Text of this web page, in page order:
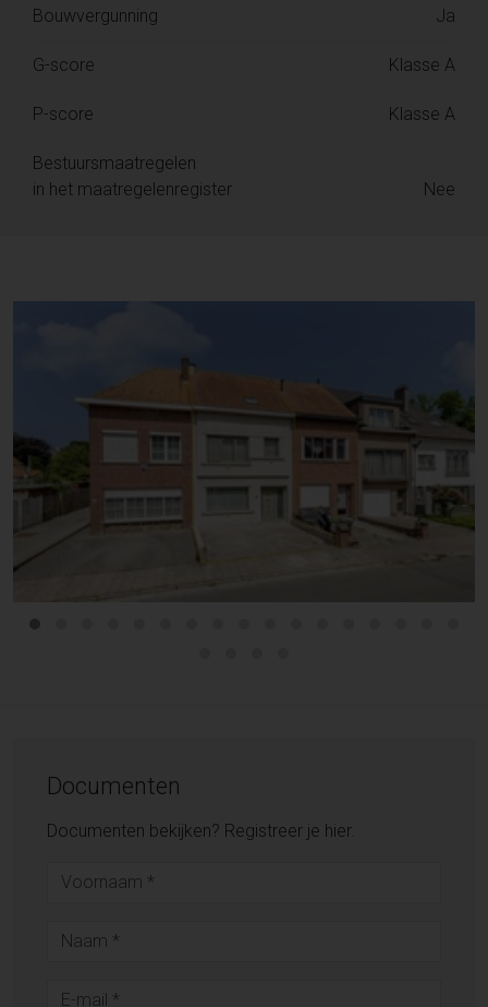
Bouwvergunning Ja
G-score Klasse A
P-score Klasse A
Bestuursmaatregelen
in het maatregelenregister
Nee
Documenten
Documenten bekijken? Registreer je hier.